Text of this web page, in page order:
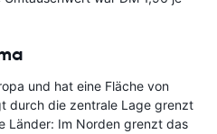
und hat eine Fläche von
durch die zentrale Lage grenzt
Länder: Im Norden grenzt das